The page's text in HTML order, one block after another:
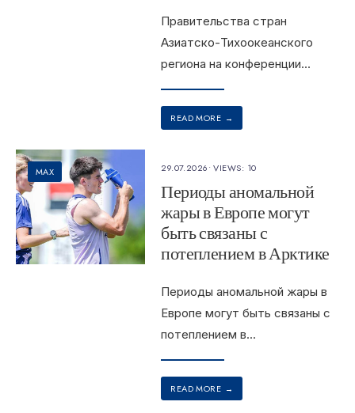
Правительства стран
Азиатско-Тихоокеанского
региона на конференции...
READ MORE →
MAX 29.07.2026•VIEWS: 10
Периоды аномальной
жары в Европе могут
быть связаны с
потеплением в Арктике
Периоды аномальной жары в
Европе могут быть связаны с
потеплением в...
READ MORE →